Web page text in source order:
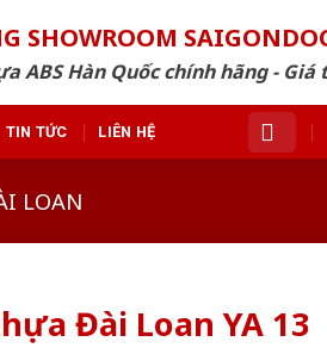
SHOWROOM
ABS Hàn Quốc chính hãng -
TIN TỨC LIÊN HỆ
LOAN
Đài Loan YA 13